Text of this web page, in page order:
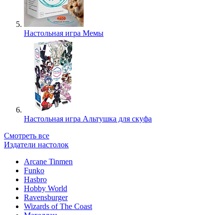
Настольная игра Мемы
Настольная игра Альтушка для скуфа
Смотреть все
Издатели настолок
Arcane Tinmen
Funko
Hasbro
Hobby World
Ravensburger
Wizards of The Coast